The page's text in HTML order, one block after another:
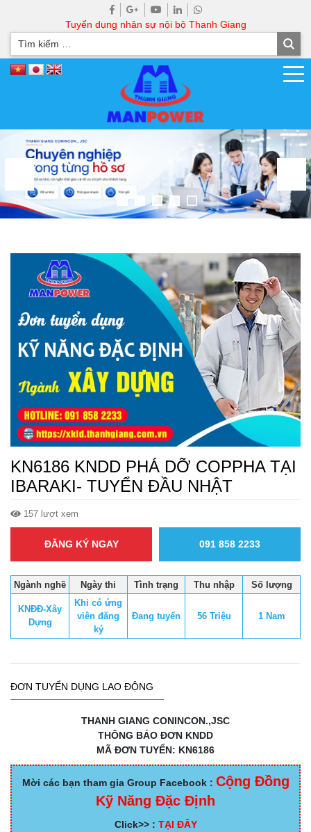
Tuyển dụng nhân sự nội bộ Thanh Giang
KN6186 KNDD PHÁ DỠ COPPHA TẠI
IBARAKI- TUYỂN ĐẦU NHẬT
157 lượt xem
ĐĂNG KÝ NGAY 091 858 2233
Ngành nghề Ngày thi Tình trạng Thu nhập Số lượng
KNĐĐ-Xây
Dựng
Khi có ứng
viên đăng
ký
Đang tuyển 56 Triệu 1 Nam
ĐƠN TUYỂN DỤNG LAO ĐỘNG
THANH GIANG CONINCON.,JSC
THÔNG BÁO ĐƠN KNDD
MÃ ĐƠN TUYỂN: KN6186
Mời các bạn tham gia Group Facebook : Cộng Đồng
Kỹ Năng Đặc Định
Click>> : TẠI ĐÂY